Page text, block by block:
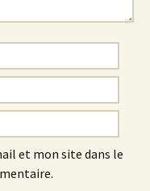
et mon site dans le